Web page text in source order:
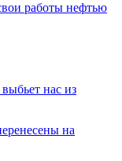
работы нефтью
нас из
на